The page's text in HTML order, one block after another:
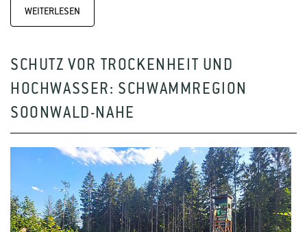
WEITERLESEN
SCHUTZ VOR TROCKENHEIT UND
HOCHWASSER: SCHWAMMREGION
SOONWALD-NAHE